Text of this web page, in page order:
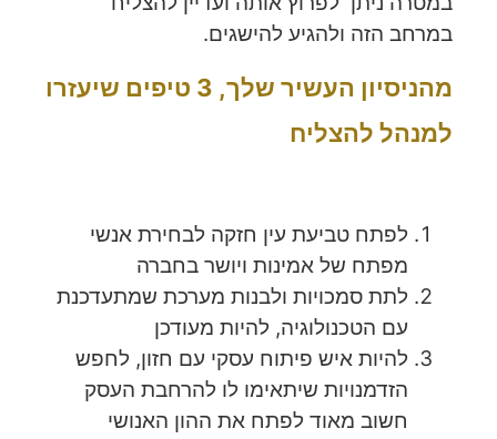
במרחב הזה ולהגיע להישגים.
מהניסיון העשיר שלך, 3 טיפים שיעזרו
למנהל להצליח
לפתח טביעת עין חזקה לבחירת אנשי
מפתח של אמינות ויושר בחברה
לתת סמכויות ולבנות מערכת שמתעדכנת
עם הטכנולוגיה, להיות מעודכן
להיות איש פיתוח עסקי עם חזון, לחפש
הזדמנויות שיתאימו לו להרחבת העסק
חשוב מאוד לפתח את ההון האנושי